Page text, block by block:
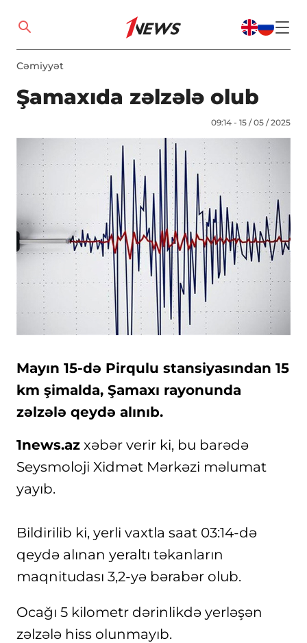
Cəmiyyət
Şamaxıda zəlzələ olub
09:14 - 15 / 05 / 2025
Mayın 15-də Pirqulu stansiyasından 15
km şimalda, Şamaxı rayonunda
zəlzələ qeydə alınıb.
1news.az xəbər verir ki, bu barədə
Seysmoloji Xidmət Mərkəzi məlumat
yayıb.
Bildirilib ki, yerli vaxtla saat 03:14-də
qeydə alınan yeraltı təkanların
maqnitudası 3,2-yə bərabər olub.
Ocağı 5 kilometr dərinlikdə yerləşən
zəlzələ hiss olunmayıb.